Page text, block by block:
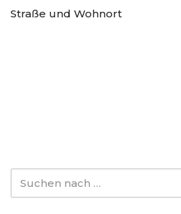
Straße und Wohnort